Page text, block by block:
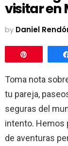
visitar en
by Daniel
Toma nota
tu pareja,
seguras del
intento. Hemos
de aventuras